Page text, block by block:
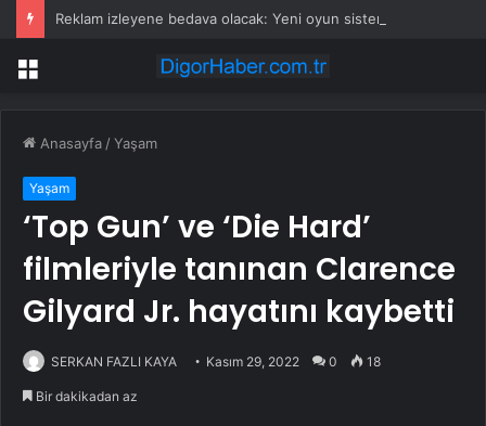
Reklam izleyene bedava olacak: Yeni oyun sistemi tanıtıldı
Menü
Anasayfa /Yaşam
Yaşam
‘Top Gun’ ve ‘Die Hard’
filmleriyle tanınan Clarence
Gilyard Jr. hayatını kaybetti
SERKAN FAZLI KAYA Kasım 29, 2022 0 18
Bir dakikadan az